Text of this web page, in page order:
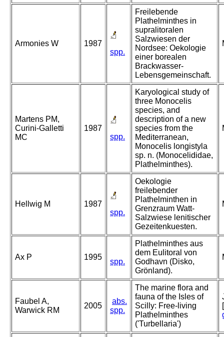
Armonies W
1987
spp.
Freilebende
Plathelminthes in
supralitoralen
Salzwiesen der
Nordsee: Oekologie
einer borealen
Brackwasser-
Lebensgemeinschaft.
Martens PM,
Curini-Galletti
MC
1987
spp.
Karyological study of
three Monocelis
species, and
description of a new
species from the
Mediterranean,
Monocelis longistyla
sp. n. (Monocelididae,
Plathelminthes).
Hellwig M
1987
spp.
Oekologie
freilebender
Plathelminthen in
Grenzraum Watt-
Salzwiese lenitischer
Gezeitenkuesten.
Ax P 1995
spp.
Plathelminthes aus
dem Eulitoral von
Godhavn (Disko,
Grönland).
Faubel A,
Warwick RM
2005
abs.
spp.
The marine flora and
fauna of the Isles of
Scilly: Free-living
Plathelminthes
('Turbellaria')